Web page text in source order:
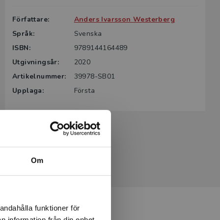
Om
funktioner för
Författare:
Anders Ivarsson Westerberg
Språk:
Svenska
ISBN:
9789144164489
Utgivningsår:
2020
Artikelnummer:
39978-SB01
Upplaga:
Första